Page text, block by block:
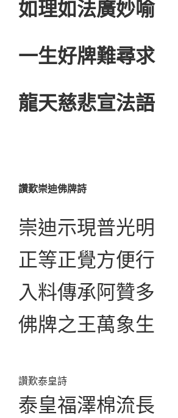
如理如法廣妙喻
一生好牌難尋求
龍天慈悲宣法語
讚歎崇迪佛牌詩
崇迪示現普光明
正等正覺方便行
入料傳承阿贊多
佛牌之王萬象生
讚歎泰皇詩
泰皇福澤棉流長